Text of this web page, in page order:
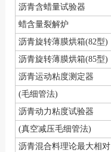
沥青含蜡量试验器
蜡含量裂解炉
沥青旋转薄膜烘箱(82型)
沥青旋转薄膜烘箱(85型)
沥青运动粘度测定器
(毛细管法)
沥青动力粘度试验器
(真空减压毛细管法)
沥青混合料理论最大相对